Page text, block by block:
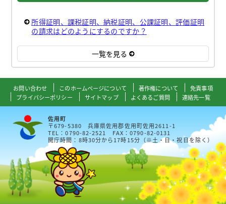
所得証明、課税証明、納税証明、公課証明、評価証明
の請求はどのようにするのですか？
一覧を見る
お問い合わせ このホームページについて 著作権について
免責事項
プライバシーポリシー
サイトマップ よくあるご質問 連絡先一覧
佐用町
〒679-5380 兵庫県佐用郡佐用町佐用2611-1
TEL：0790-82-2521 FAX：0790-82-0131
開庁時間：8時30分から17時15分（※土・日・祝日を除く）